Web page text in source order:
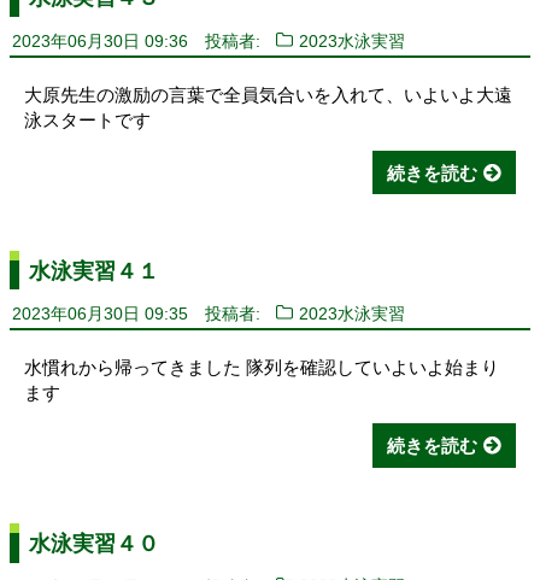
2023年06月30日 09:36 投稿者: 2023水泳実習
大原先生の激励の言葉で全員気合いを入れて、いよいよ大遠
泳スタートです
続きを読む
水泳実習４１
2023年06月30日 09:35 投稿者: 2023水泳実習
水慣れから帰ってきました 隊列を確認していよいよ始まり
ます
続きを読む
水泳実習４０